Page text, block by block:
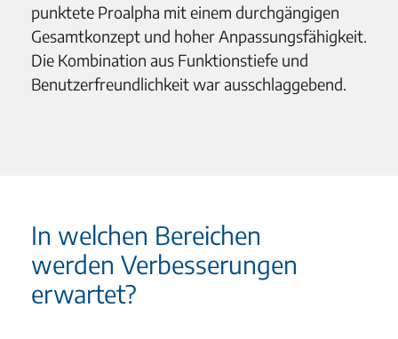
punktete Proalpha mit einem durchgängigen
Gesamtkonzept und hoher Anpassungsfähigkeit.
Die Kombination aus Funktionstiefe und
Benutzerfreundlichkeit war ausschlaggebend.
In welchen Bereichen
werden Verbesserungen
erwartet?